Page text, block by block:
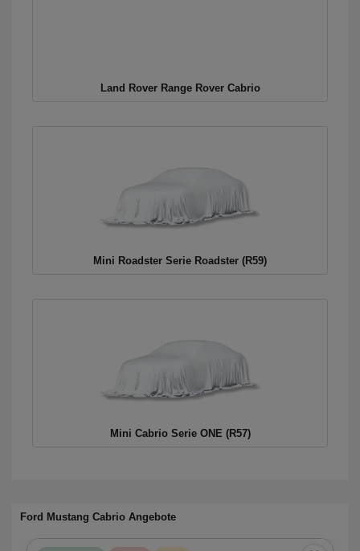
Land Rover Range Rover Cabrio
Mini Roadster Serie Roadster (R59)
Mini Cabrio Serie ONE (R57)
Ford Mustang Cabrio Angebote